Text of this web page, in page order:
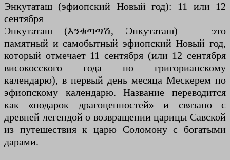
Энкутаташ (эфиопский Новый год): 11 или 12
сентября
Энкутаташ (እንቁጣጣሽ, Энкутаташ) — это
памятный и самобытный эфиопский Новый год,
который отмечает 11 сентября (или 12 сентября
високосского года по григорианскому
календарю), в первый день месяца Мескерем по
эфиопскому календарю. Название переводится
как «подарок драгоценностей» и связано с
древней легендой о возвращении царицы Савской
из путешествия к царю Соломону с богатыми
дарами.